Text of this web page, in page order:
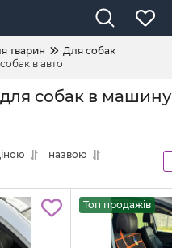
тварин
Для собак
в авто
собак в машину
назвою
Топ продажів